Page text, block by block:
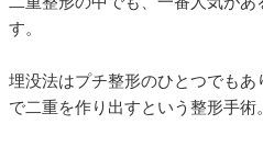
す。
埋没法はプチ整形のひとつでもあ
で二重を作り出すという整形手術。